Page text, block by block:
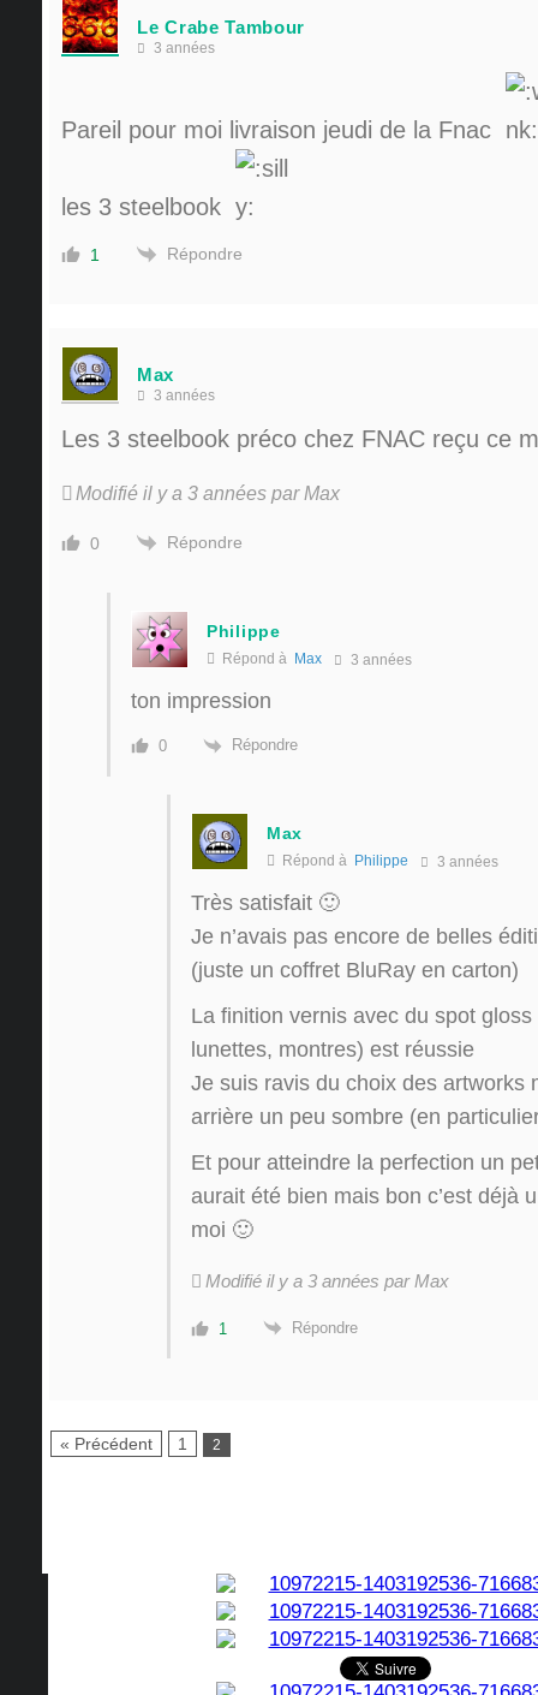
Le Crabe Tambour
3 années
Pareil pour moi livraison jeudi de la Fnac
les 3 steelbook
1 Répondre
Max
3 années
Les 3 steelbook préco chez FNAC reçu ce
Modifié il y a 3 années par Max
0 Répondre
Philippe
Répond à Max 3 années
ton impression
0 Répondre
Max
Répond à Philippe 3 années
Très satisfait 🙂
Je n’avais pas encore de belles
(juste un coffret BluRay en carton)
La finition vernis avec du spot
lunettes, montres) est réussie
Je suis ravis du choix des artworks
arrière un peu sombre (en
Et pour atteindre la perfection un
aurait été bien mais bon c’est déjà
moi 🙂
Modifié il y a 3 années par Max
1 Répondre
« Précédent 1 2